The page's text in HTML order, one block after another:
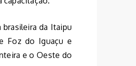
da Itaipu
Foz do Iguaçu e
e o Oeste do